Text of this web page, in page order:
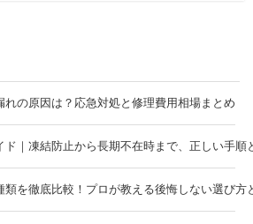
れの原因は？応急対処と修理費用相場まとめ
ド｜凍結防止から長期不在時まで、正しい手順
類を徹底比較！プロが教える後悔しない選び方